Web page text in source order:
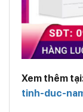
Xem thêm
tinh-duc-